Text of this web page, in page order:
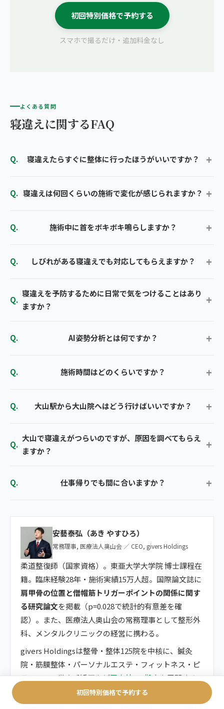
初回特別価格で予約する
スマホで撮るだけ・追加料金なし
よくある質問
寝違えに関するFAQ
寝違えたらすぐに整体に行ったほうがいいですか？
寝違えは何回くらいの施術で変化が感じられますか？
施術中に首をボキボキ鳴らしますか？
しびれがある寝違えでも対応してもらえますか？
寝違えを予防するために日常で気をつけることはあり
ますか？
AI姿勢分析とは何ですか？
施術時間はどのくらいですか？
大山駅から大山院へはどう行けばいいですか？
大山で寝違えがつらいのですが、原因を調べてもらえ
ますか？
仕事帰りでも間に合いますか？
安藝泰弘（あき やすひろ）
常務理事, 医療法人奥山会 ／ CEO, givers Holdings
柔道整復師（国家資格）。東亜大学大学院 博士課程在
籍。臨床経験28年・施術実績15万人超。国際論文誌に
肩甲骨の位置と僧帽筋トリガーポイントの関係に関す
る研究論文を掲載（p=0.028で統計的有意差を確
認）。また、医療法人奥山会の常務理事として整形外
科、メンタルクリニックの経営に携わる。
givers Holdingsは整骨・整体125院を中核に、鍼灸
院・筋膜整体・パーソナルエステ・フィットネス・ピ
ラティス・巻き爪矯正など国内外165拠点を展開する
ヘルスケアグループです。年間約80万人来院、口コミ
総数20,257件・平均評価4.8。独自giversメソッドGIFT
初回特別価格で予約する